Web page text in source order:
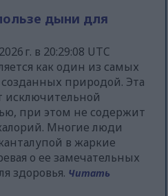
дыни для
г. в 20:29:08 UTC
как один из самых
природой. Эта
исключительной
при этом не содержит
Многие люди
в жаркие
о ее замечательных
здоровья. Читать